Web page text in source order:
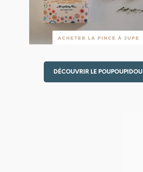
DÉCOUVRIR LE POUPOUPIDOU